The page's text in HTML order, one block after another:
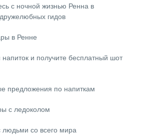
с ночной жизнью Ренна в
гидов
в Ренне
напиток и получите бесплатный шот
предложения по напиткам
с ледоколом
людьми со всего мира